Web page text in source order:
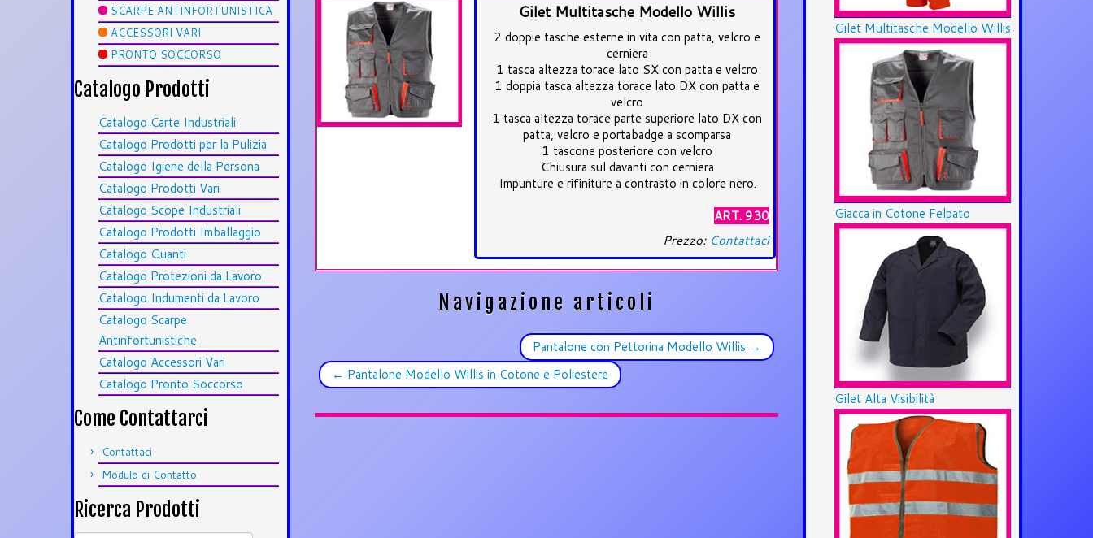
SCARPE ANTINFORTUNISTICA
ACCESSORI VARI
PRONTO SOCCORSO
Catalogo Prodotti
Catalogo Carte Industriali
Catalogo Prodotti per la Pulizia
Catalogo Igiene della Persona
Catalogo Prodotti Vari
Catalogo Scope Industriali
Catalogo Prodotti Imballaggio
Catalogo Guanti
Catalogo Protezioni da Lavoro
Catalogo Indumenti da Lavoro
Catalogo Scarpe
Antinfortunistiche
Catalogo Accessori Vari
Catalogo Pronto Soccorso
Come Contattarci
Contattaci
Modulo di Contatto
Ricerca Prodotti
Gilet Multitasche Modello Willis
2 doppie tasche esterne in vita con patta, velcro e
cerniera
1 tasca altezza torace lato SX con patta e velcro
1 doppia tasca altezza torace lato DX con patta e
velcro
1 tasca altezza torace parte superiore lato DX con
patta, velcro e portabadge a scomparsa
1 tascone posteriore con velcro
Chiusura sul davanti con cerniera
Impunture e rifiniture a contrasto in colore nero.
ART. 930
Prezzo: Contattaci
Navigazione articoli
Pantalone con Pettorina Modello Willis →
← Pantalone Modello Willis in Cotone e Poliestere
Gilet Multitasche Modello Willis
Giacca in Cotone Felpato
Gilet Alta Visibilità